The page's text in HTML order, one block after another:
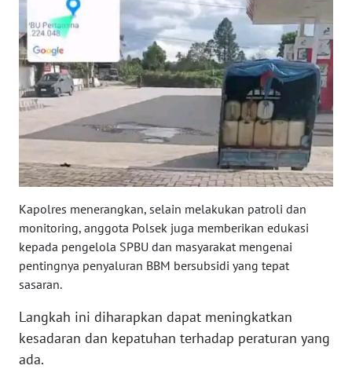
Kapolres menerangkan, selain melakukan patroli dan
monitoring, anggota Polsek juga memberikan edukasi
kepada pengelola SPBU dan masyarakat mengenai
pentingnya penyaluran BBM bersubsidi yang tepat
sasaran.
Langkah ini diharapkan dapat meningkatkan
kesadaran dan kepatuhan terhadap peraturan yang
ada.
SUMBAR
WN
SUMSEL
BENGKULU
WN
LAMPUNG
WN
JATENG
WN
WN
JOGJA